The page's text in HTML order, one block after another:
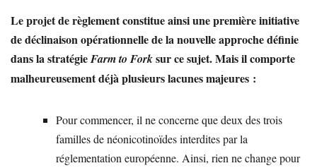
Le projet de règlement constitue ainsi une première initiative
de déclinaison opérationnelle de la nouvelle approche définie
dans la stratégieFarm to Forksur ce sujet. Mais il comporte
malheureusement déjà plusieurs lacunes majeures :
Pour commencer, il ne concerne que deux des trois
familles de néonicotinoïdes interdites par la
réglementation européenne. Ainsi, rien ne change pour